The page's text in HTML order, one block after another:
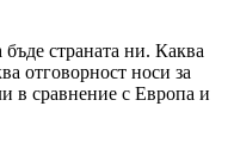
страната ни. Каква
отговорност носи за
в сравнение с Европа и